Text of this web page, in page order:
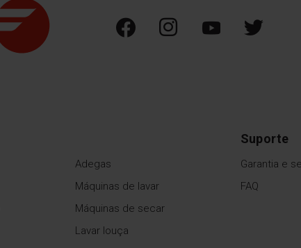
Adegas
Máquinas de lavar
Máquinas de secar
Lavar louça
Suporte
Garantia e
FAQ